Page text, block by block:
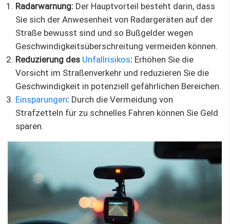
Radarwarnung: Der Hauptvorteil besteht darin, dass
Sie sich der Anwesenheit von Radargeräten auf der
Straße bewusst sind und so Bußgelder wegen
Geschwindigkeitsüberschreitung vermeiden können.
Reduzierung des Unfallrisikos: Erhöhen Sie die
Vorsicht im Straßenverkehr und reduzieren Sie die
Geschwindigkeit in potenziell gefährlichen Bereichen.
Einsparungen: Durch die Vermeidung von
Strafzetteln für zu schnelles Fahren können Sie Geld
sparen.